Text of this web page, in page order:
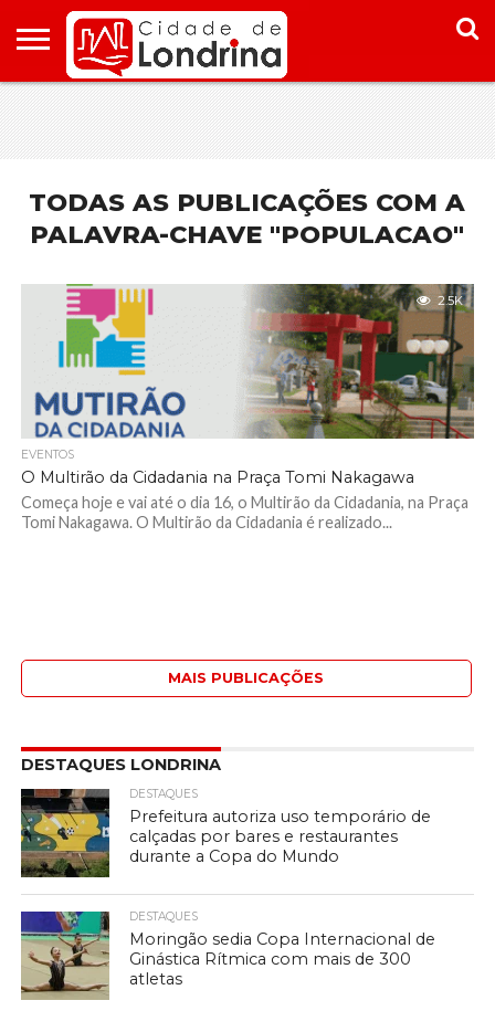
HOME
CONHEÇA
LONDRINA
PONTOS
TURÍSTICOS
ONDE
FICAR EM
LONDRINA
ONDE
COMER
EM
LONDRINA
TODAS AS PUBLICAÇÕES COM A
PALAVRA-CHAVE "POPULACAO"
2.5K
EVENTOS
O Multirão da Cidadania na Praça Tomi Nakagawa
Começa hoje e vai até o dia 16, o Multirão da Cidadania, na Praça
Tomi Nakagawa. O Multirão da Cidadania é realizado...
MAIS PUBLICAÇÕES
DESTAQUES LONDRINA
DESTAQUES
Prefeitura autoriza uso temporário de
calçadas por bares e restaurantes
durante a Copa do Mundo
DESTAQUES
Moringão sedia Copa Internacional de
Ginástica Rítmica com mais de 300
atletas